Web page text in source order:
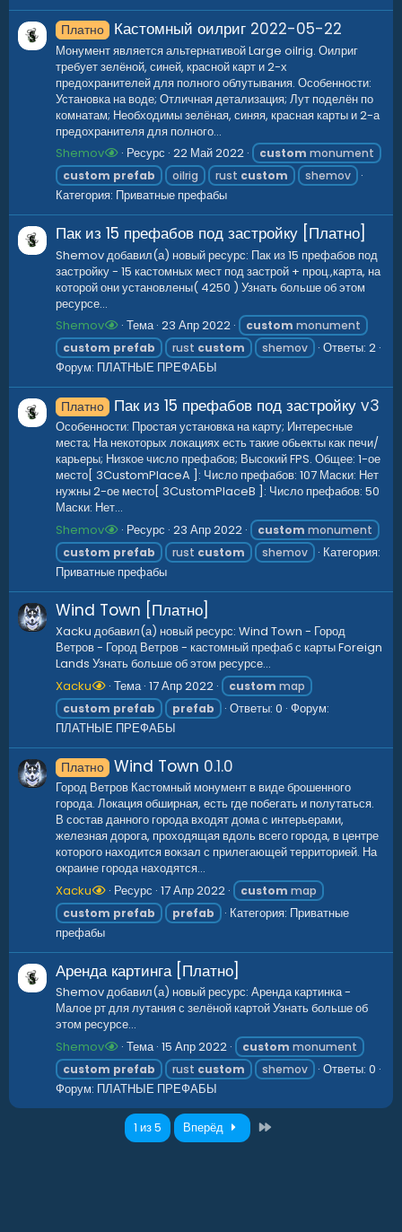
Платно Кастомный оилриг 2022-05-22
Монумент является альтернативой Large oilrig. Оилриг
требует зелёной, синей, красной карт и 2-х
предохранителей для полного облутывания. Особенности:
Установка на воде; Отличная детализация; Лут поделён по
комнатам; Необходимы зелёная, синяя, красная карты и 2-а
предохранителя для полного...
Shemov
Ресурс 22 Май 2022 custom monument
custom prefab oilrig rust custom shemov
Категория: Приватные префабы
Пак из 15 префабов под застройку [Платно]
Shemov добавил(а) новый ресурс: Пак из 15 префабов под
застройку - 15 кастомных мест под застрой + проц.,карта, на
которой они установлены( 4250 ) Узнать больше об этом
ресурсе...
Shemov
Тема 23 Апр 2022 custom monument
custom prefab rust custom shemov
Ответы: 2
Форум: ПЛАТНЫЕ ПРЕФАБЫ
Платно Пак из 15 префабов под застройку v3
Особенности: Простая установка на карту; Интересные
места; На некоторых локациях есть такие обьекты как печи/
карьеры; Низкое число префабов; Высокий FPS. Общее: 1-ое
место[ 3CustomPlaceA ]: Число префабов: 107 Маски: Нет
нужны 2-ое место[ 3CustomPlaceB ]: Число префабов: 50
Маски: Нет...
Shemov
Ресурс 23 Апр 2022 custom monument
custom prefab rust custom shemov
Категория:
Приватные префабы
Wind Town [Платно]
Xacku добавил(а) новый ресурс: Wind Town - Город
Ветров - Город Ветров - кастомный префаб с карты Foreign
Lands Узнать больше об этом ресурсе...
Xacku
Тема 17 Апр 2022 custom map
custom prefab prefab Ответы: 0 Форум:
ПЛАТНЫЕ ПРЕФАБЫ
Платно Wind Town 0.1.0
Город Ветров Кастомный монумент в виде брошенного
города. Локация обширная, есть где побегать и полутаться.
В состав данного города входят дома с интерьерами,
железная дорога, проходящая вдоль всего города, в центре
которого находится вокзал с прилегающей территорией. На
окраине города находятся...
Xacku
Ресурс 17 Апр 2022 custom map
custom prefab prefab Категория: Приватные
префабы
Аренда картинга [Платно]
Shemov добавил(а) новый ресурс: Аренда картинка -
Малое рт для лутания с зелёной картой Узнать больше об
этом ресурсе...
Shemov
Тема 15 Апр 2022 custom monument
custom prefab rust custom shemov
Ответы: 0
Форум: ПЛАТНЫЕ ПРЕФАБЫ
1 из 5 Вперёд